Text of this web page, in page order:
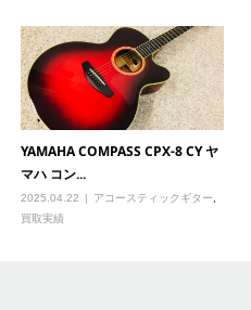
YAMAHA COMPASS CPX-8 CY ヤ
マハ コン...
2025.04.22 アコースティックギター
買取実績